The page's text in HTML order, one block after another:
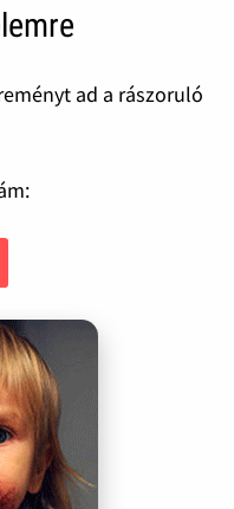
ad a rászoruló